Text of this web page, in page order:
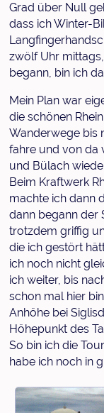
Grad über Null
dass ich Winter-
zwölf Uhr
begann, bin ich
Mein Plan war
die schönen
Wanderwege bis
fahre und von da
und Bülach
Beim Kraftwerk
machte ich dann
dann begann der
trotzdem griffig
die ich gestört
ich noch nicht
ich weiter, bis
schon mal hier
Anhöhe bei
Höhepunkt des
So bin ich die
habe ich noch in